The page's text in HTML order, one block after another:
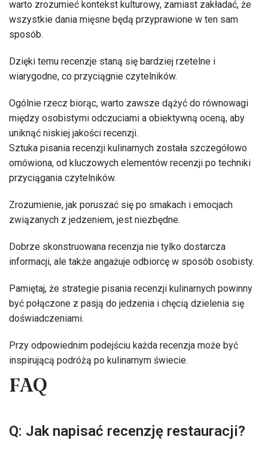
warto zrozumieć kontekst kulturowy, zamiast zakładać, że
wszystkie dania mięsne będą przyprawione w ten sam
sposób.
Dzięki temu recenzje staną się bardziej rzetelne i
wiarygodne, co przyciągnie czytelników.
Ogólnie rzecz biorąc, warto zawsze dążyć do równowagi
między osobistymi odczuciami a obiektywną oceną, aby
uniknąć niskiej jakości recenzji.
Sztuka pisania recenzji kulinarnych została szczegółowo
omówiona, od kluczowych elementów recenzji po techniki
przyciągania czytelników.
Zrozumienie, jak poruszać się po smakach i emocjach
związanych z jedzeniem, jest niezbędne.
Dobrze skonstruowana recenzja nie tylko dostarcza
informacji, ale także angażuje odbiorcę w sposób osobisty.
Pamiętaj, że strategie pisania recenzji kulinarnych powinny
być połączone z pasją do jedzenia i chęcią dzielenia się
doświadczeniami.
Przy odpowiednim podejściu każda recenzja może być
inspirującą podróżą po kulinarnym świecie.
FAQ
Q: Jak napisać recenzję restauracji?